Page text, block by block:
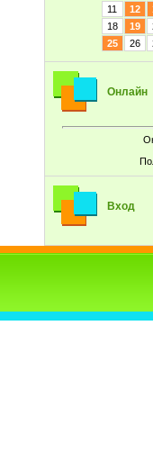
11
12
18
19
25
26
Онлайн
Вход